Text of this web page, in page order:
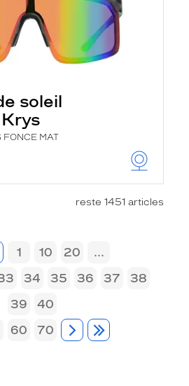
soleil
FONCE MAT
reste 1451 articles
1 10 20
...
34 35 36 37
38
39
40
60 70